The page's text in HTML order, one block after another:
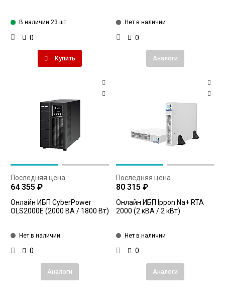
В наличии 23 шт.
0
Купить
Нет в наличии
0
Аналоги
Последняя цена
64 355 ₽
Онлайн ИБП CyberPower
OLS2000E (2000 ВА / 1800 Вт)
Нет в наличии
0
Аналоги
Последняя цена
80 315 ₽
Онлайн ИБП Ippon Na+ RTA
2000 (2 кВА / 2 кВт)
Нет в наличии
0
Аналоги